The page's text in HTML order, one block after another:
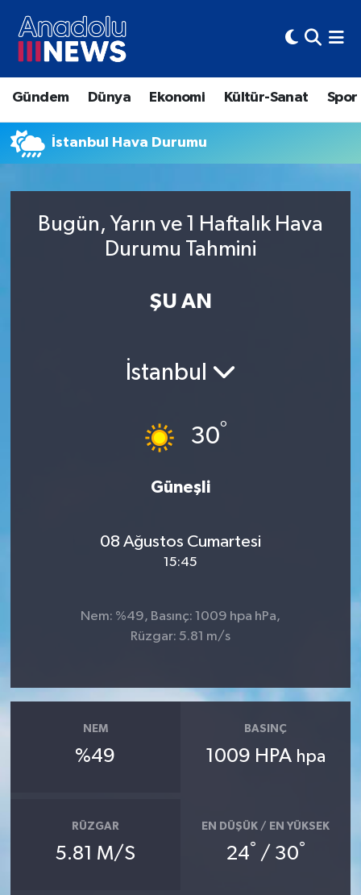
Gündem Dünya Ekonomi Kültür-Sanat Spor
İstanbul Hava Durumu
Bugün, Yarın ve 1 Haftalık Hava
Durumu Tahmini
ŞU AN
İstanbul
30°
Güneşli
08 Ağustos Cumartesi
15:45
Nem: %49, Basınç: 1009 hpa hPa,
Rüzgar: 5.81 m/s
NEM
%49
BASINÇ
1009 HPA hpa
RÜZGAR
5.81 M/S
EN DÜŞÜK / EN YÜKSEK
24° / 30°
Hava Durumu
Trafik Durumu
Süper Lig Puan Durumu ve Fikstür
Son Dakika Haberleri